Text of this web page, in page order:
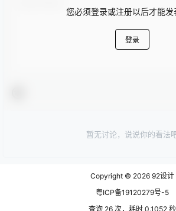
您必须登录或注册以后才能发
登录
暂无讨论，说说你的看法
Copyright © 2026 92设计
粤ICP备19120279号-5
查询 26 次，耗时 0.1052 秒